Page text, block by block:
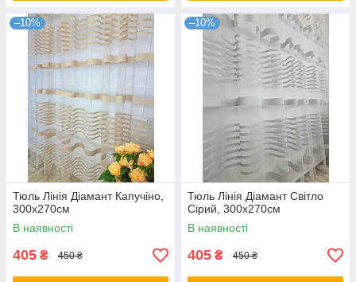
–10%
Тюль Лінія Діамант Капучіно,
300х270см
В наявності
405 ₴ 450 ₴
–10%
Тюль Лінія Діамант Світло
Сірий, 300х270см
В наявності
405 ₴ 450 ₴